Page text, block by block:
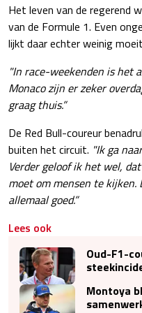
Het leven van de regerend
van de Formule 1. Even
lijkt daar echter weinig
"In race-weekenden is het
Monaco zijn er zeker
graag thuis.”
De Red Bull-coureur
buiten het circuit. "Ik ga
Verder geloof ik het wel,
moet om mensen te
allemaal goed.”
Lees ook
Oud-F1-
Montoya